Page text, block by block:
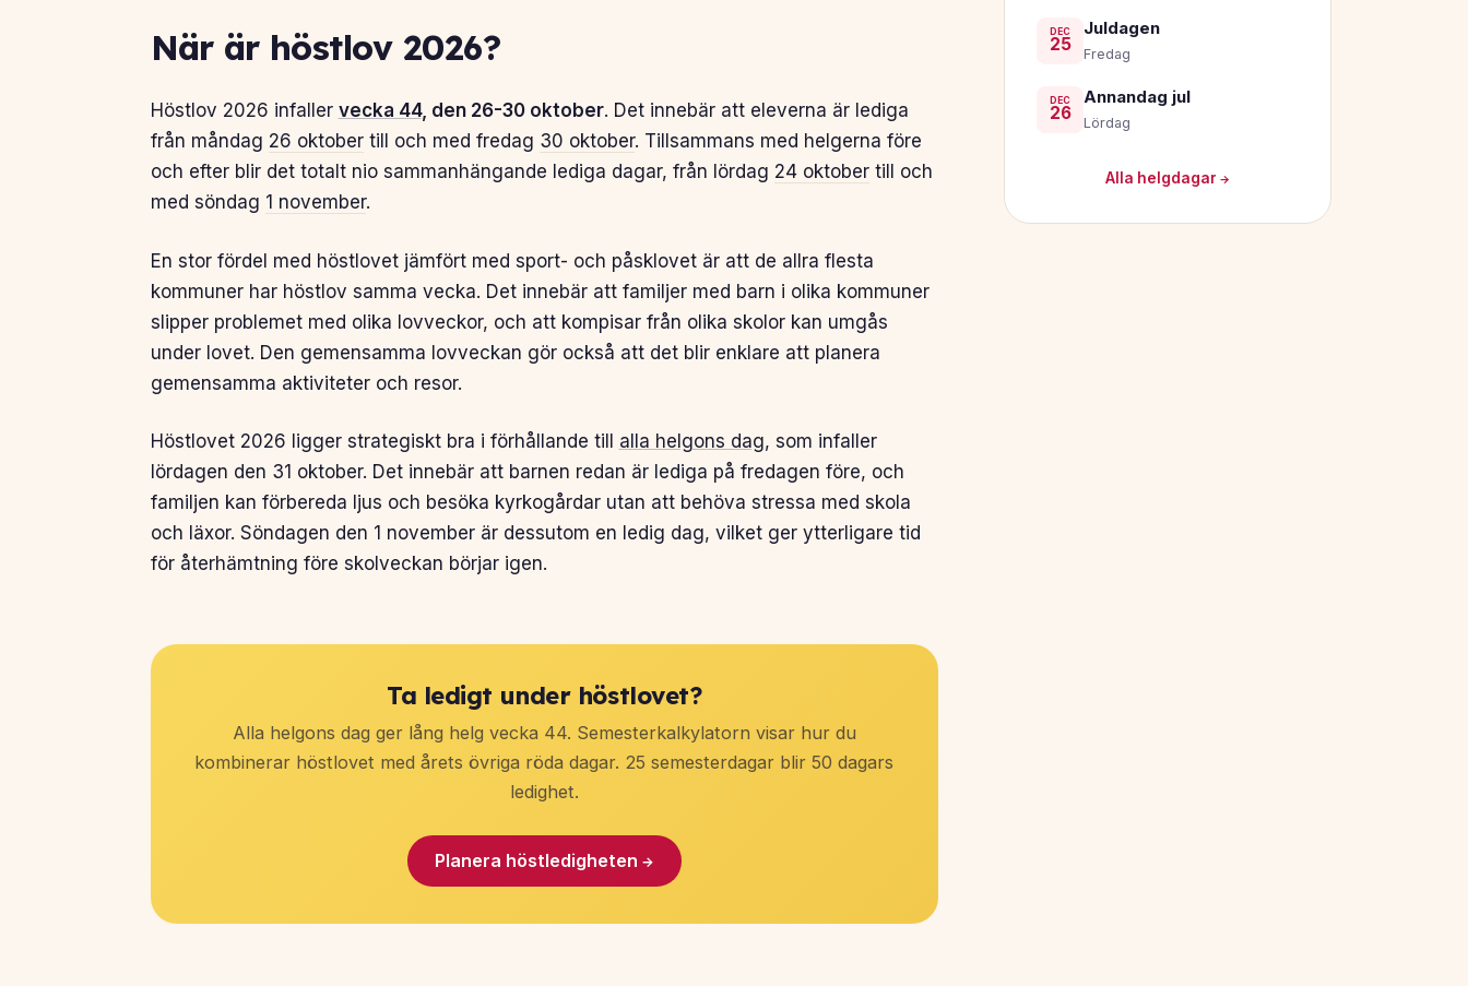
När är höstlov 2026?
Höstlov 2026 infaller vecka 44, den 26-30 oktober. Det innebär att eleverna är lediga
från måndag 26 oktobertill och med fredag 30 oktober. Tillsammans med helgerna före
och efter blir det totalt nio sammanhängande lediga dagar, från lördag 24 oktobertill och
med söndag 1 november.
En stor fördel med höstlovet jämfört med sport- och påsklovet är att de allra flesta
kommuner har höstlov samma vecka. Det innebär att familjer med barn i olika kommuner
slipper problemet med olika lovveckor, och att kompisar från olika skolor kan umgås
under lovet. Den gemensamma lovveckan gör också att det blir enklare att planera
gemensamma aktiviteter och resor.
Höstlovet 2026 ligger strategiskt bra i förhållande till alla helgons dag, som infaller
lördagen den 31 oktober. Det innebär att barnen redan är lediga på fredagen före, och
familjen kan förbereda ljus och besöka kyrkogårdar utan att behöva stressa med skola
och läxor. Söndagen den 1 november är dessutom en ledig dag, vilket ger ytterligare tid
för återhämtning före skolveckan börjar igen.
Ta ledigt under höstlovet?
Alla helgons dag ger lång helg vecka 44. Semesterkalkylatorn visar hur du
kombinerar höstlovet med årets övriga röda dagar. 25 semesterdagar blir 50 dagars
ledighet.
Planera höstledigheten →
DEC
25
Juldagen
Fredag
DEC
26
Annandag jul
Lördag
Alla helgdagar →